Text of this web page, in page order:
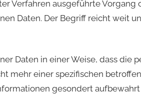
Verfahren ausgeführte Vorgang
Daten. Der Begriff reicht weit
Daten in einer Weise, dass die
mehr einer spezifischen
gesondert